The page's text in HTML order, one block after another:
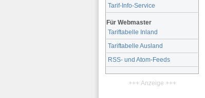
Tarif-Info-Service
Für Webmaster
Tariftabelle Inland
Tariftabelle Ausland
RSS- und Atom-Feeds
+++ Anzeige +++